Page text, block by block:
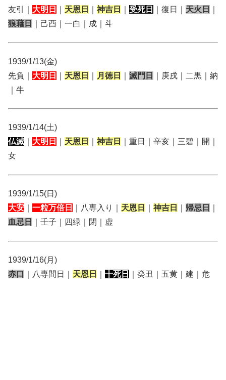
友引｜ 大明日 天恩日 神吉日 受死日 ｜復日｜ 天火日
狼藉日
｜己酉｜一白｜成｜斗
1939/1/13(金)
先負｜ 大明日 天恩日 月徳日 滅門日
｜庚戌｜二黒｜納
｜牛
1939/1/14(土)
仏滅
大明日 天恩日 神吉日
｜重日｜辛亥｜三碧｜開｜
女
1939/1/15(日)
大安
一粒万倍日 ｜八専入り｜ 天恩日 神吉日 帰忌日
血忌日
｜壬子｜四緑｜閉｜虚
1939/1/16(月)
赤口
｜八専間日｜ 天恩日 十死日 ｜癸丑｜五黄｜建｜危